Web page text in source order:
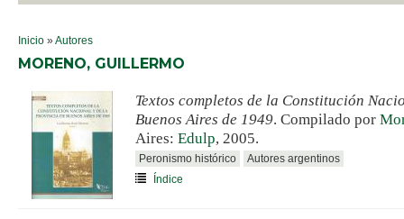
SE ENCUENTRA USTED AQUÍ
Inicio »Autores
MORENO, GUILLERMO
Textos completos de la Constitución
Buenos Aires de 1949. Compilado por
Aires: Edulp, 2005.
Peronismo histórico
Autores argentinos
Índice